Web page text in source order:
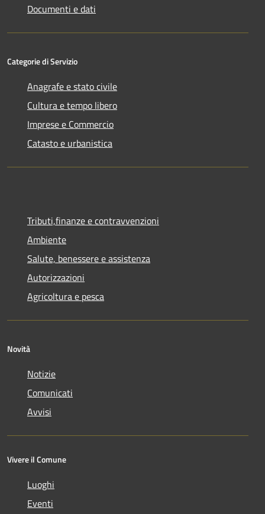
Documenti e dati
Categorie di Servizio
Anagrafe e stato civile
Cultura e tempo libero
Imprese e Commercio
Catasto e urbanistica
Tributi,finanze e contravvenzioni
Ambiente
Salute, benessere e assistenza
Autorizzazioni
Agricoltura e pesca
Novità
Notizie
Comunicati
Avvisi
Vivere il Comune
Luoghi
Eventi